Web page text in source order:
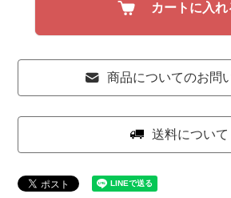
カートに入れ
商品についてのお問
送料について